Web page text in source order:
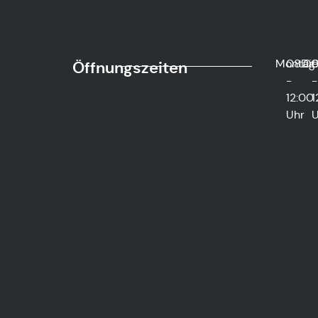
Öffnungszeiten Montag
08:00
-
12:00
Uhr
-